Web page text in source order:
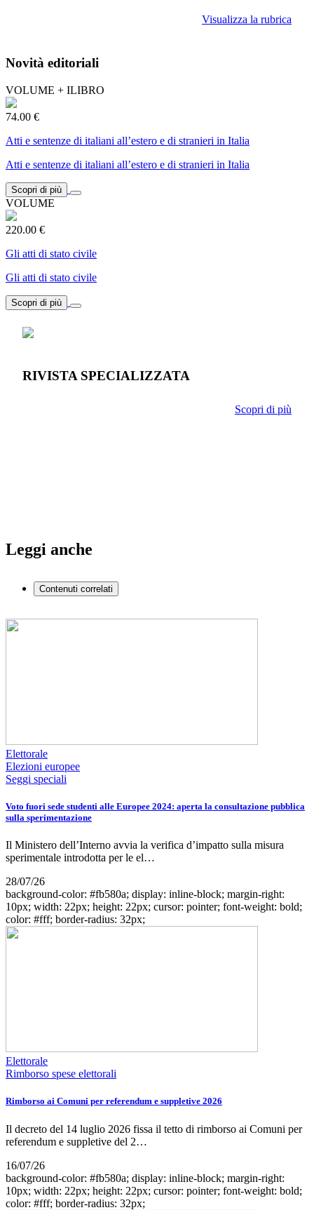
Visualizza la rubrica
Novità editoriali
VOLUME + ILIBRO
74.00 €
Atti e sentenze di italiani all’estero e di stranieri in Italia
Atti e sentenze di italiani all’estero e di stranieri in Italia
Scopri di più
VOLUME
220.00 €
Gli atti di stato civile
Gli atti di stato civile
Scopri di più
RIVISTA SPECIALIZZATA
Scopri di più
Leggi anche
Contenuti correlati
Elettorale
Elezioni europee
Seggi speciali
Voto fuori sede studenti alle Europee 2024: aperta la consultazione pubblica
sulla sperimentazione
Il Ministero dell’Interno avvia la verifica d’impatto sulla misura
sperimentale introdotta per le el…
28/07/26
background-color: #fb580a; display: inline-block; margin-right:
10px; width: 22px; height: 22px; cursor: pointer; font-weight: bold;
color: #fff; border-radius: 32px;
Elettorale
Rimborso spese elettorali
Rimborso ai Comuni per referendum e suppletive 2026
Il decreto del 14 luglio 2026 fissa il tetto di rimborso ai Comuni per
referendum e suppletive del 2…
16/07/26
background-color: #fb580a; display: inline-block; margin-right:
10px; width: 22px; height: 22px; cursor: pointer; font-weight: bold;
color: #fff; border-radius: 32px;